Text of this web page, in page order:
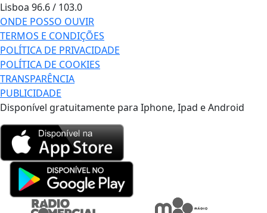
Lisboa 96.6 / 103.0
ONDE POSSO OUVIR
TERMOS E CONDIÇÕES
POLÍTICA DE PRIVACIDADE
POLÍTICA DE COOKIES
TRANSPARÊNCIA
PUBLICIDADE
Disponível gratuitamente para Iphone, Ipad e Android